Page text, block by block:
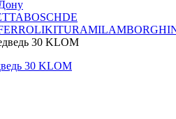
BOSCHDE
KITURAMI
30 KLOM